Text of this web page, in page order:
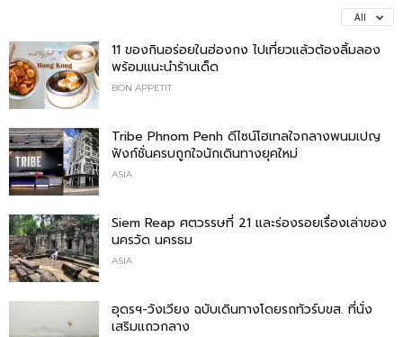
All
11 ของกินอร่อยในฮ่องกง ไปเที่ยวแล้วต้องลิ้มลอง
พร้อมแนะนำร้านเด็ด
BON APPETIT
Tribe Phnom Penh ดีไซน์โฮเทลใจกลางพนมเปญ
ฟังก์ชั่นครบถูกใจนักเดินทางยุคใหม่
ASIA
Siem Reap ศตวรรษที่ 21 และร่องรอยเรื่องเล่าของ
นครวัด นครธม
ASIA
อุดรฯ-วังเวียง ฉบับเดินทางโดยรถทัวร์บขส. ที่นั่ง
เสริมแถวกลาง